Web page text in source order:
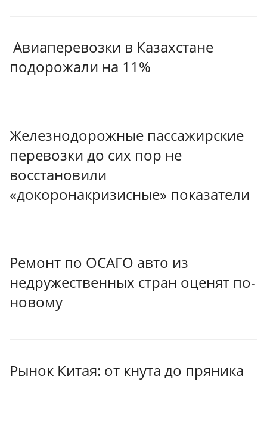
Авиаперевозки в Казахстане
подорожали на 11%
Железнодорожные пассажирские
перевозки до сих пор не
восстановили
«докоронакризисные» показатели
Ремонт по ОСАГО авто из
недружественных стран оценят по-
новому
Рынок Китая: от кнута до пряника